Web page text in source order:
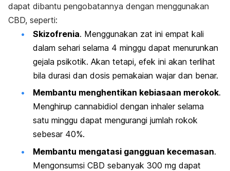
dapat dibantu pengobatannya dengan menggunakan
CBD, seperti:
Skizofrenia. Menggunakan zat ini empat kali
dalam sehari selama 4 minggu dapat menurunkan
gejala psikotik. Akan tetapi, efek ini akan terlihat
bila durasi dan dosis pemakaian wajar dan benar.
Membantu menghentikan kebiasaan merokok.
Menghirup cannabidiol dengan inhaler selama
satu minggu dapat mengurangi jumlah rokok
sebesar 40%.
Membantu mengatasi gangguan kecemasan.
Mengonsumsi CBD sebanyak 300 mg dapat